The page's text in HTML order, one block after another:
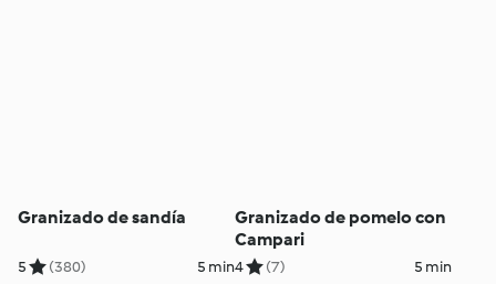
Granizado de sandía
5 (380) 5 min
Granizado de pomelo con
Campari
4 (7) 5 min